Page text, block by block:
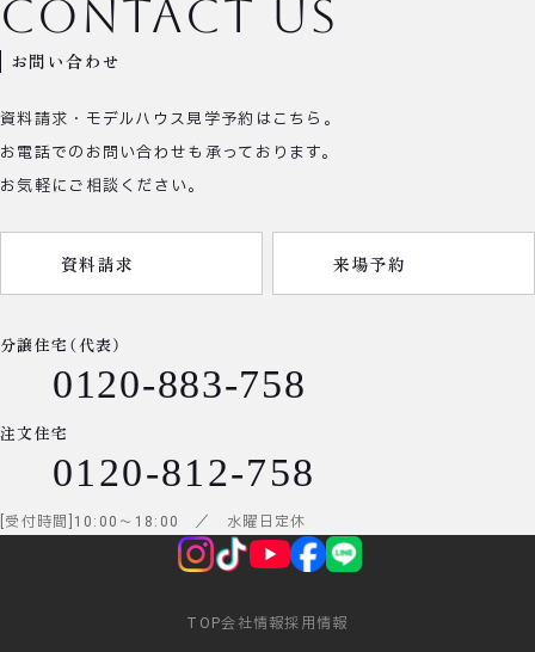
お問い合わせ
contact us
資料請求・モデルハウス見学予約はこちら。
お電話でのお問い合わせも承っております。
お気軽にご相談ください。
資料請求 来場予約
分譲住宅（代表）
0120-883-758
注文住宅
0120-812-758
受付時間 10:00 ～ 18:00 ／ 水曜日定休
TOP会社情報採用情報